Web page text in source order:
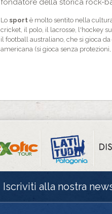
Lo sport è molto sentito nella
cricket, il polo, il lacrosse, l'hockey
il football australiano, che si gioca
americana (si gioca senza
Iscriviti alla nostra